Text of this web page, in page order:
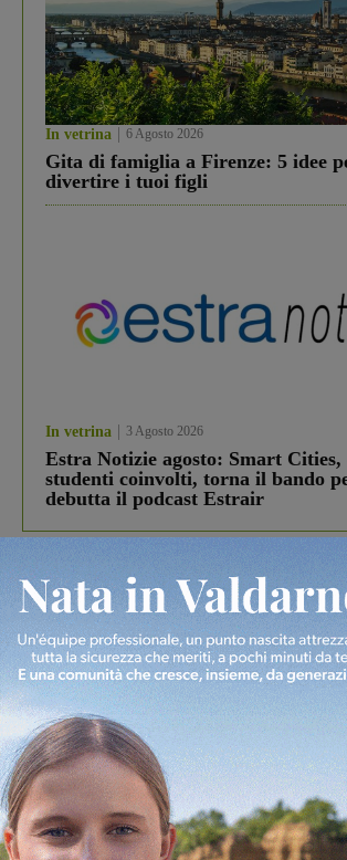
In vetrina 6 Agosto 2026
Gita di famiglia a Firenze: 5 idee
divertire i tuoi figli
In vetrina 3 Agosto 2026
Estra Notizie agosto: Smart
studenti coinvolti, torna il bando
debutta il podcast Estrair
Più lette
Figline Incisa Valdarno 1 Agosto 2026
Piscina di Figline finanziata oltre
Pnrr, il gruppo di Fratelli d’Italia:
ringraziamento al Governo”
Cronaca 3 Agosto 2026
Scomparso da una struttura di